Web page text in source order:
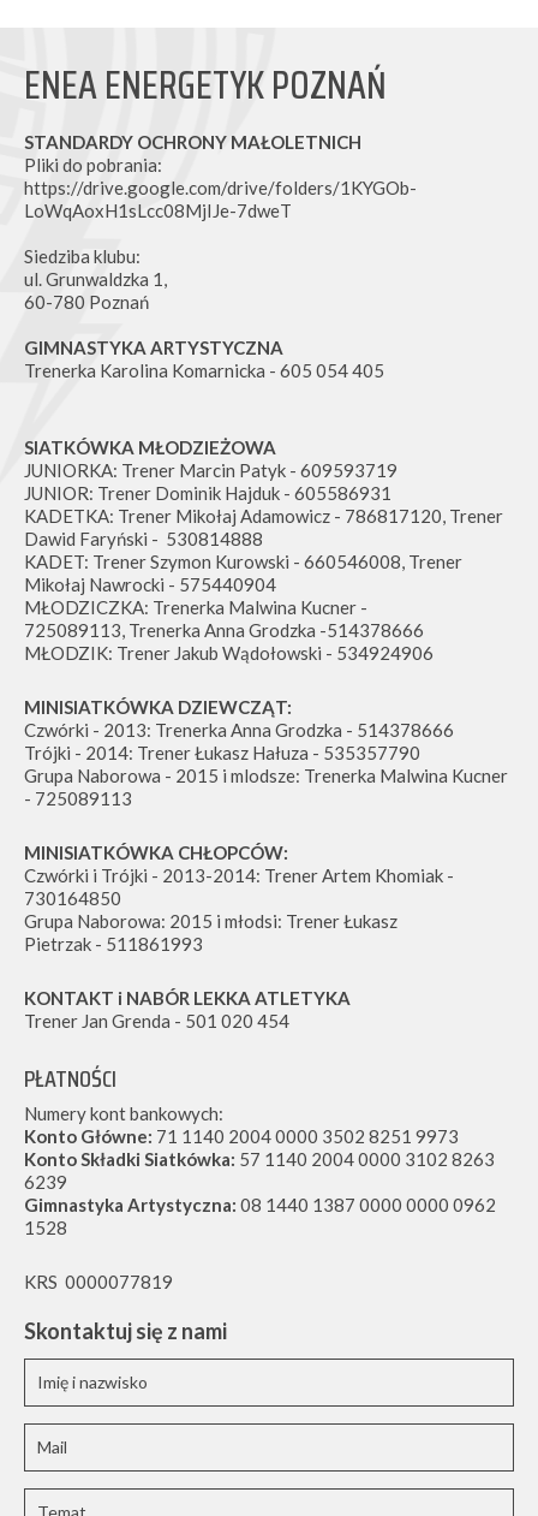
ENEA ENERGETYK POZNAŃ
STANDARDY OCHRONY MAŁOLETNICH
Pliki do pobrania:
https://drive.google.com/drive/folders/1KYGOb-
LoWqAoxH1sLcc08MjIJe-7dweT
Siedziba klubu:
ul. Grunwaldzka 1,
60-780 Poznań
GIMNASTYKA ARTYSTYCZNA
Trenerka Karolina Komarnicka - 605 054 405
SIATKÓWKA MŁODZIEŻOWA
JUNIORKA: Trener Marcin Patyk - 609593719
JUNIOR: Trener Dominik Hajduk - 605586931
KADETKA: Trener Mikołaj Adamowicz - 786817120, Trener
Dawid Faryński - 530814888
KADET: Trener Szymon Kurowski - 660546008, Trener
Mikołaj Nawrocki - 575440904
MŁODZICZKA: Trenerka Malwina Kucner -
725089113, Trenerka Anna Grodzka -514378666
MŁODZIK: Trener Jakub Wądołowski - 534924906
MINISIATKÓWKA DZIEWCZĄT:
Czwórki - 2013: Trenerka Anna Grodzka - 514378666
Trójki - 2014: Trener Łukasz Hałuza - 535357790
Grupa Naborowa - 2015 i mlodsze: Trenerka Malwina Kucner
- 725089113
MINISIATKÓWKA CHŁOPCÓW:
Czwórki i Trójki - 2013-2014: Trener Artem Khomiak -
730164850
Grupa Naborowa: 2015 i młodsi: Trener Łukasz
Pietrzak - 511861993
KONTAKT i NABÓR LEKKA ATLETYKA
Trener Jan Grenda - 501 020 454
PŁATNOŚCI
Numery kont bankowych:
Konto Główne: 71 1140 2004 0000 3502 8251 9973
Konto Składki Siatkówka: 57 1140 2004 0000 3102 8263
6239
Gimnastyka Artystyczna: 08 1440 1387 0000 0000 0962
1528
KRS 0000077819
Skontaktuj się z nami